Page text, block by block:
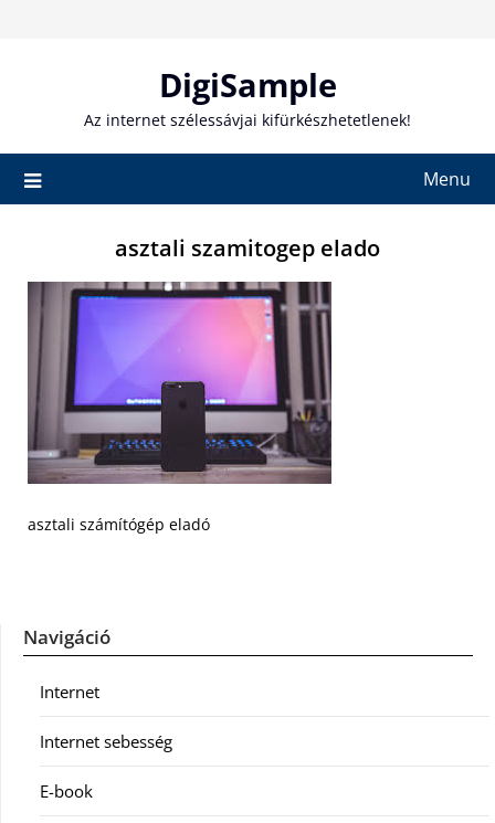
DigiSample
Az internet szélessávjai kifürkészhetetlenek!
Menu
asztali szamitogep elado
asztali számítógép eladó
Navigáció
Internet
Internet sebesség
E-book